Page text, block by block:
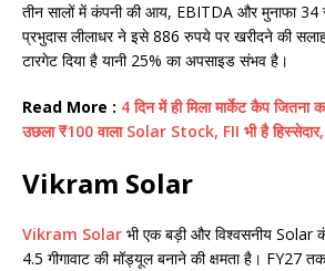
तीन सालों में कंपनी की आय, EBITDA और मुनाफा 34
प्रभुदास लीलाधर ने इसे 886 रुपये पर खरीदने की
टारगेट दिया है यानी 25% का अपसाइड संभव है।
Read More : 4 दिन में ही मिला मार्केट कैप जितना
उछला ₹100 वाला Solar Stock, FII भी है हिस्सेदार,
Vikram Solar
Vikram Solar भी एक बड़ी और विश्वसनीय Solar
4.5 गीगावाट की मॉड्यूल बनाने की क्षमता है। FY27